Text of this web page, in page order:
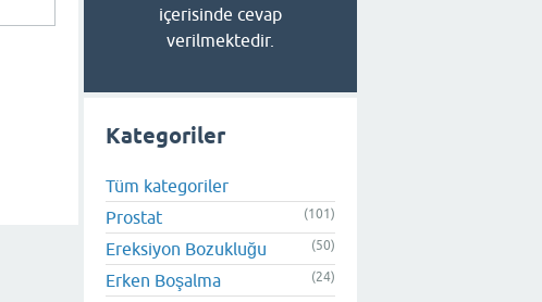
içerisinde cevap
verilmektedir.
Kategoriler
Tüm kategoriler
Prostat
(101)
Ereksiyon Bozukluğu (50)
Erken Boşalma (24)